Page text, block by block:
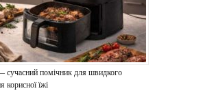
сучасний помічник для швидкого
корисної їжі